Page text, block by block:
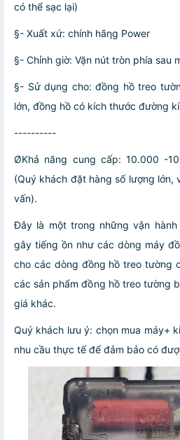
có thể sạc lại)
§- Xuất xứ: chính hãƞg Power
§- Chỉnh giờ: Vặn nút tròn phía sau
§- Sử dụng cho: đồng hồ treo
lớn, đồng hồ có kích thước đường
----------
ØKhả năng cung cấp: 10.000 -
(Quý khách đặt hàng số lượng lớn,
vấn).
Đây là một trong những vận
gây tiếng ồn như các dòng máy
cho các dòng đồng hồ treo tường
các sản phẩm đồng hồ treo tường
giá khác.
Quý khách lưu ý: chọn mua máy+
nhu cầu thực tế để đảm bảo có